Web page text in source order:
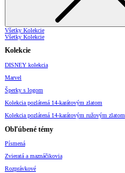
Všetky Kolekcie
Všetky Kolekcie
Kolekcie
DISNEY kolekcia
Marvel
Šperky s logom
Kolekcia pozlátená 14-karátovým zlatom
Kolekcia pozlátená 14-karátovým ružovým zlatom
Obľúbené témy
Písmená
Zvieratá a maznáčikovia
Rozprávkové